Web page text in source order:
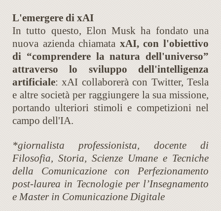
L'emergere di xAI
In tutto questo, Elon Musk ha fondato una
nuova azienda chiamata xAI, con l'obiettivo
di “comprendere la natura dell'universo”
attraverso lo sviluppo dell'intelligenza
artificiale: xAI collaborerà con Twitter, Tesla
e altre società per raggiungere la sua missione,
portando ulteriori stimoli e competizioni nel
campo dell'IA.
*giornalista professionista, docente di
Filosofia, Storia, Scienze Umane e Tecniche
della Comunicazione con Perfezionamento
post-laurea in Tecnologie per l’Insegnamento
e Master in Comunicazione Digitale